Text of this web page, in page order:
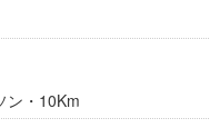
ン・10Km